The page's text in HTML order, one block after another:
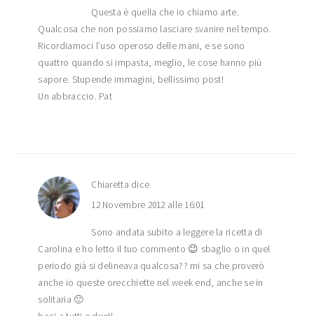
Questa è quella che io chiamo arte.
Qualcosa che non possiamo lasciare svanire nel tempo.
Ricordiamoci l’uso operoso delle mani, e se sono
quattro quando si impasta, meglio, le cose hanno più
sapore. Stupende immagini, bellissimo post!
Un abbraccio. Pat
Chiaretta dice
12 Novembre 2012 alle 16:01
Sono andata subito a leggere la ricetta di
Carolina e ho letto il tuo commento 😉 sbaglio o in quel
periodo già si delineava qualcosa?? mi sa che proverò
anche io queste orecchiette nel week end, anche se in
solitaria 🙁